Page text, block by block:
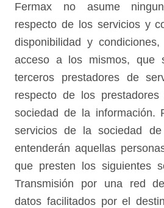
Fermax no asume
respecto de los servicios y
disponibilidad y
acceso a los mismos, que
terceros prestadores de
respecto de los
sociedad de la información.
servicios de la sociedad
entenderán aquellas
que presten los siguientes
Transmisión por una red
datos facilitados por el